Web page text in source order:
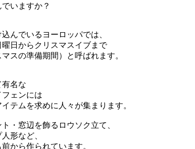
いますか？
んでいるヨーロッパでは、
日からクリスマスイブまで
スの準備期間）と呼ばれます。
有名な
フェンには
テムを求めに人々が集まります。
・窓辺を飾るロウソク立て、
形など、
から作られています。